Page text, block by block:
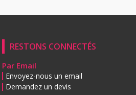
RESTONS CONNECTÉS
Par Email
Envoyez-nous un email
Demandez un devis